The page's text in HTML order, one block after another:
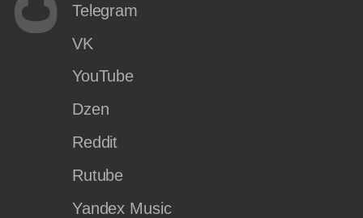
Telegram
VK
YouTube
Dzen
Reddit
Rutube
Yandex Music